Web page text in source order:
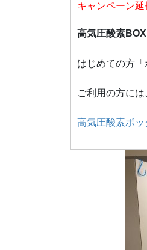
キャンペーン延
高気圧酸素BOX
はじめての方「
ご利用の方に
高気圧酸素ボッ